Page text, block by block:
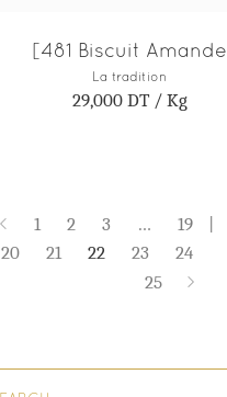
[481 Biscuit Amande
La tradition
29,000DT / Kg
1 2 3 …
19
20
21 22 23
24
25